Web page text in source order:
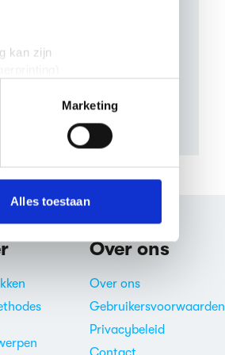
kan zijn
te bieden en om ons
die je aan ze hebt
Marketing
Alles toestaan
Over ons
Over ons
Gebruikersvoorwaarden
Privacybeleid